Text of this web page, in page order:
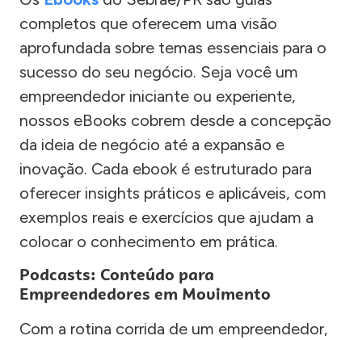
completos que oferecem uma visão
aprofundada sobre temas essenciais para o
sucesso do seu negócio. Seja você um
empreendedor iniciante ou experiente,
nossos eBooks cobrem desde a concepção
da ideia de negócio até a expansão e
inovação. Cada ebook é estruturado para
oferecer insights práticos e aplicáveis, com
exemplos reais e exercícios que ajudam a
colocar o conhecimento em prática.
Podcasts: Conteúdo para
Empreendedores em Movimento
Com a rotina corrida de um empreendedor,